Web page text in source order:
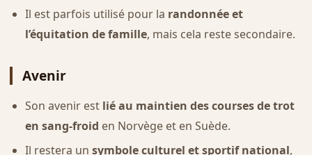
Il est parfois utilisé pour la randonnée et
l’équitation de famille, mais cela reste secondaire.
Avenir
Son avenir est lié au maintien des courses de trot
en sang-froid en Norvège et en Suède.
Il restera un symbole culturel et sportif national,